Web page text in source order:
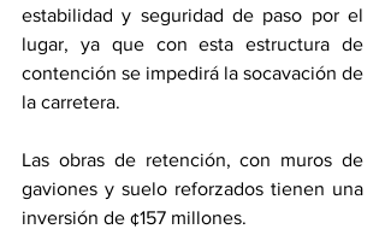
estabilidad y seguridad de paso por el
lugar, ya que con esta estructura de
contención se impedirá la socavación de
la carretera.
Las obras de retención, con muros de
gaviones y suelo reforzados tienen una
inversión de ¢157 millones.